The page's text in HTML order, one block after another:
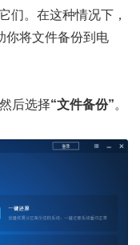
们。在这种情况下，
你将文件备份到电
然后选择“文件备份”。